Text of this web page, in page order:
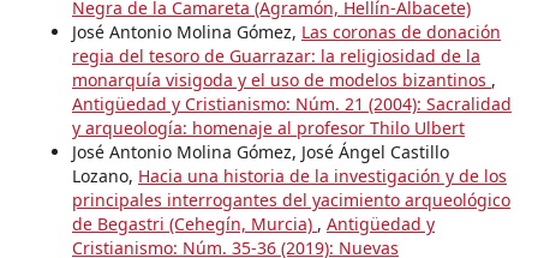
Negra de la Camareta (Agramón, Hellín-Albacete)
José Antonio Molina Gómez, Las coronas de donación
regia del tesoro de Guarrazar: la religiosidad de la
monarquía visigoda y el uso de modelos bizantinos ,
Antigüedad y Cristianismo: Núm. 21 (2004): Sacralidad
y arqueología: homenaje al profesor Thilo Ulbert
José Antonio Molina Gómez, José Ángel Castillo
Lozano, Hacia una historia de la investigación y de los
principales interrogantes del yacimiento arqueológico
de Begastri (Cehegín, Murcia) , Antigüedad y
Cristianismo: Núm. 35-36 (2019): Nuevas